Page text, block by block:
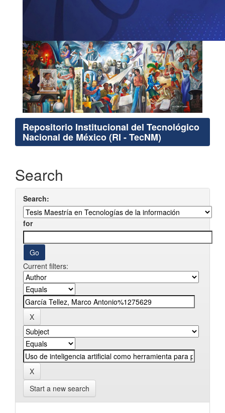
Repositorio Institucional del Tecnológico
Nacional de México (RI - TecNM)
Search
Search:
for
Current filters:
Start a new search